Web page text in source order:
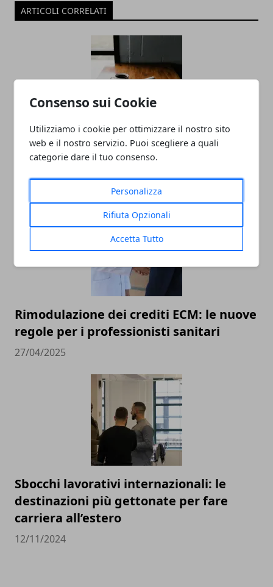
Consenso sui Cookie
Utilizziamo i cookie per ottimizzare il nostro sito
web e il nostro servizio. Puoi scegliere a quali
categorie dare il tuo consenso.
Personalizza
Rifiuta Opzionali
Accetta Tutto
ARTICOLI CORRELATI
Come ripartire dopo un burnout
lavorativo?
18/08/2025
Rimodulazione dei crediti ECM: le nuove
regole per i professionisti sanitari
27/04/2025
Sbocchi lavorativi internazionali: le
destinazioni più gettonate per fare
carriera all’estero
12/11/2024